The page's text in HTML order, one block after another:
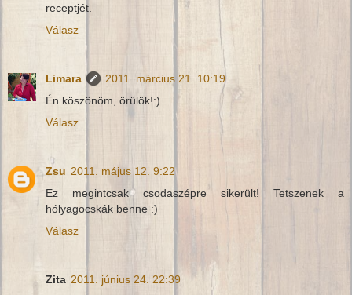
receptjét.
Válasz
Limara
2011. március 21. 10:19
Én köszönöm, örülök!:)
Válasz
Zsu 2011. május 12. 9:22
Ez megintcsak csodaszépre sikerült! Tetszenek a
hólyagocskák benne :)
Válasz
Zita 2011. június 24. 22:39